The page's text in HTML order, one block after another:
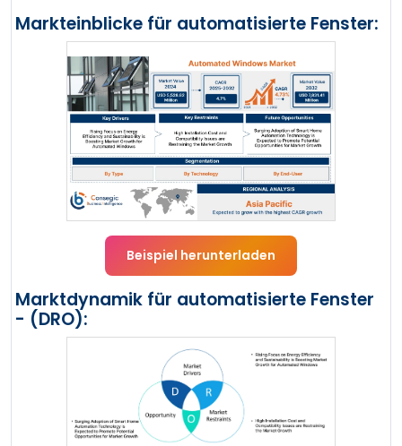
Markteinblicke für automatisierte Fenster:
Beispiel herunterladen
Marktdynamik für automatisierte Fenster
- (DRO):